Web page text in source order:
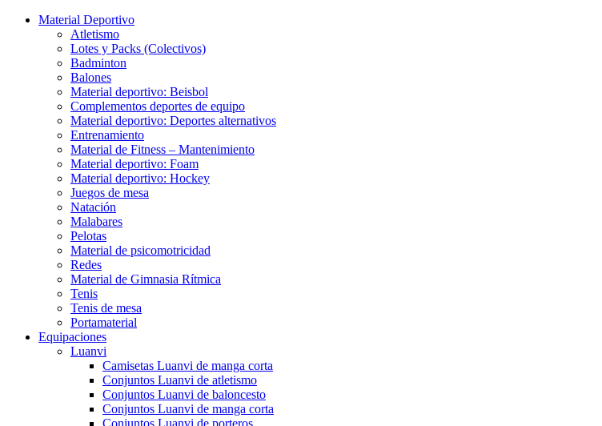
Material Deportivo
Atletismo
Lotes y Packs (Colectivos)
Badminton
Balones
Material deportivo: Beisbol
Complementos deportes de equipo
Material deportivo: Deportes alternativos
Entrenamiento
Material de Fitness – Mantenimiento
Material deportivo: Foam
Material deportivo: Hockey
Juegos de mesa
Natación
Malabares
Pelotas
Material de psicomotricidad
Redes
Material de Gimnasia Rítmica
Tenis
Tenis de mesa
Portamaterial
Equipaciones
Luanvi
Camisetas Luanvi de manga corta
Conjuntos Luanvi de atletismo
Conjuntos Luanvi de baloncesto
Conjuntos Luanvi de manga corta
Conjuntos Luanvi de porteros